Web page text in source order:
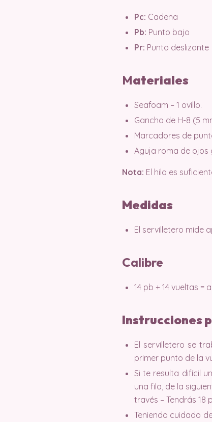
Pc: Cadena
Pb: Punto bajo
Pr: Punto deslizante
Materiales
Seafoam – 1 ovillo.
Gancho de H-8 (5
Marcadores de
Aguja roma de ojos
Nota: El hilo es
Medidas
El servilletero mide
Calibre
14 pb + 14 vueltas =
Instrucciones
El servilletero se
primer punto de la
Si te resulta difícil
una fila, de la
través – Tendrás 18
Teniendo cuidado